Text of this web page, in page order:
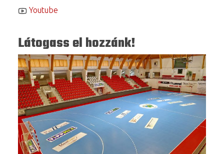
Youtube
Látogass el hozzánk!